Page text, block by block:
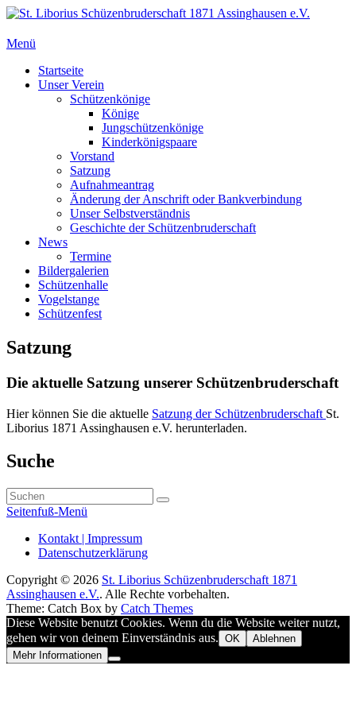
Zum
springen
St. Liborius Schüzenbruderschaft 1871 Assinghausen e.V.
Menü
Primäres
Menü
Startseite
Unser Verein
Schützenkönige
Könige
Jungschützenkönige
Kinderkönigspaare
Vorstand
Satzung
Aufnahmeantrag
Änderung der Anschrift oder Bankverbindung
Unser Selbstverständnis
Geschichte der Schützenbruderschaft
News
Termine
Bildergalerien
Schützenhalle
Vogelstange
Schützenfest
Satzung
Die aktuelle Satzung unserer Schützenbruderschaft
Hier können Sie die aktuelle Satzung der Schützenbruderschaft St.
Liborius 1871 Assinghausen e.V. herunterladen.
Primärer
Widgetbereich
Suche
Suchen
nach:
Suchen
Seitenfuß-Menü
Seitenfuß-
Menü
Kontakt | Impressum
Datenschutzerklärung
Copyright © 2026 St. Liborius Schüzenbruderschaft 1871
Assinghausen e.V.. Alle Rechte vorbehalten.
Theme: Catch Box by Catch Themes
Nach
oben
scrollen
Diese Website benutzt Cookies. Wenn du die Website weiter nutzt,
gehen wir von deinem Einverständnis aus. OK
Ablehnen
Mehr Informationen